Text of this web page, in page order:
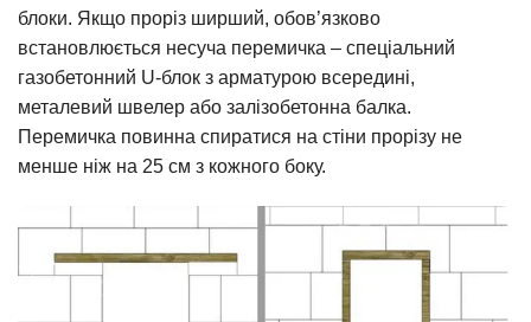
блоки. Якщо проріз ширший, обов’язково
встановлюється несуча перемичка – спеціальний
газобетонний U-блок з арматурою всередині,
металевий швелер або залізобетонна балка.
Перемичка повинна спиратися на стіни прорізу не
менше ніж на 25 см з кожного боку.